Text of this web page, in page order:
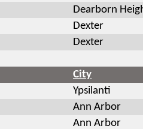
Dearborn
Dexter
Dexter
City
Ypsilanti
Ann Arbor
Ann Arbor